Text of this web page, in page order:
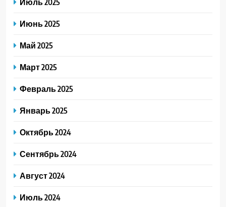
Июнь 2025
Май 2025
Март 2025
Февраль 2025
Январь 2025
Октябрь 2024
Сентябрь 2024
Август 2024
Июль 2024